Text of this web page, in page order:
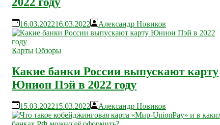
16.03.202216.03.2022 Александр Новиков
Карты Обзоры
Какие банки России выпускают карту
Юнион Пэй в 2022 году
15.03.202215.03.2022 Александр Новиков